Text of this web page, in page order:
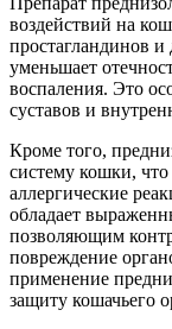
воздействий на
простагландинов и
уменьшает
воспаления. Это
суставов и
Кроме того,
систему кошки,
аллергические
обладает
позволяющим
повреждение
применение
защиту кошачьего